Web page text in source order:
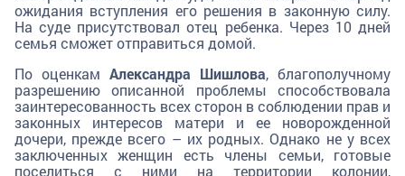
ожидания вступления его решения в законную силу.
На суде присутствовал отец ребенка. Через 10 дней
семья сможет отправиться домой.
По оценкам Александра Шишлова, благополучному
разрешению описанной проблемы способствовала
заинтересованность всех сторон в соблюдении прав и
законных интересов матери и ее новорожденной
дочери, прежде всего – их родных. Однако не у всех
заключенных женщин есть члены семьи, готовые
поселиться с ними на территории колонии,